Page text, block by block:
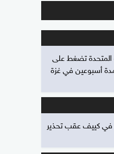
المتحدة تضغط على
أسبوعين في غزة
في كييف عقب تحذير